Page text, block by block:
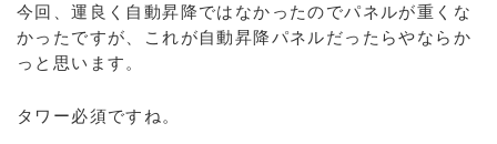
今回、運良く自動昇降ではなかったのでパネルが重くな
かったですが、これが自動昇降パネルだったらやならか
っと思います。
タワー必須ですね。